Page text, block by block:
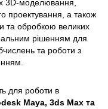
3D-моделювання,
проектування, а також
та обробкою великих
рішенням для
та роботи з
для роботи в
Maya, 3ds Max та